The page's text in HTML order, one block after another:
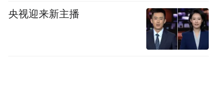
文物，包括10件秦始皇陵兵马俑亮相。
央视迎来新主播